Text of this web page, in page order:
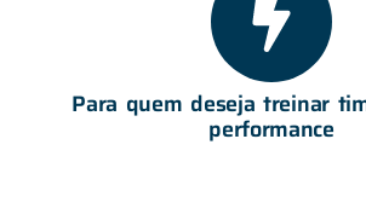
Para quem deseja treinar
performance